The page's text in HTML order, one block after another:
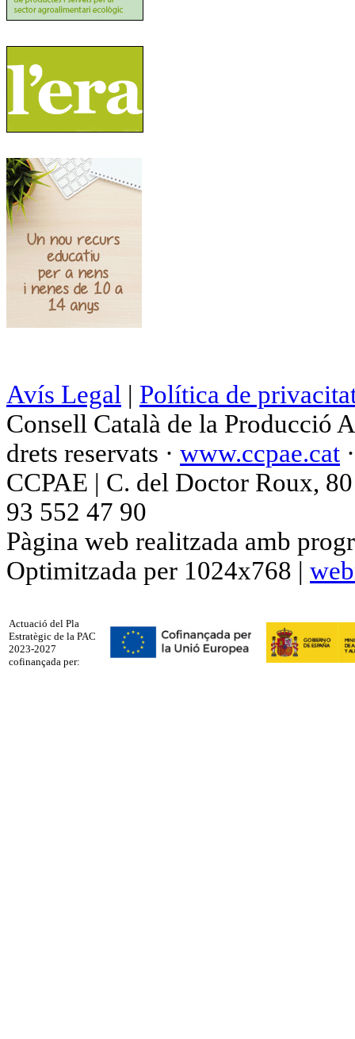
Avís Legal | Política de
Consell Català de la Producció
drets reservats · www.ccpae.cat
CCPAE | C. del Doctor Roux,
93 552 47 90
Pàgina web realitzada amb
Optimitzada per 1024x768 |
Actuació del Pla
Estratègic de la PAC
2023-2027
cofinançada per: